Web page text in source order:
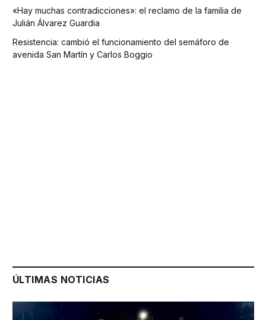
«Hay muchas contradicciones»: el reclamo de la familia de
Julián Álvarez Guardia
Resistencia: cambió el funcionamiento del semáforo de
avenida San Martín y Carlos Boggio
ÚLTIMAS NOTICIAS